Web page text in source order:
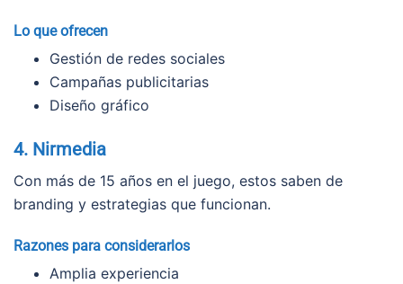
Lo que ofrecen
Gestión de redes sociales
Campañas publicitarias
Diseño gráfico
4. Nirmedia
Con más de 15 años en el juego, estos saben de
branding y estrategias que funcionan.
Razones para considerarlos
Amplia experiencia